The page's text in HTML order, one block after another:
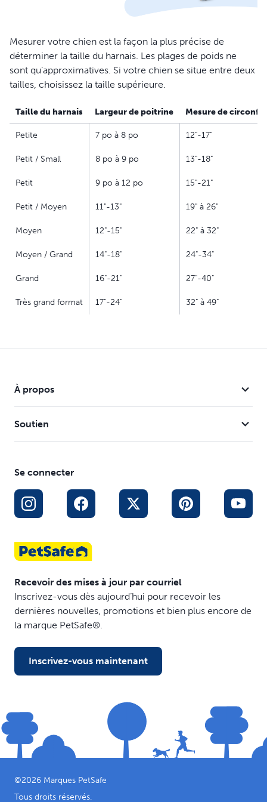
Mesurer votre chien est la façon la plus précise de
déterminer la taille du harnais. Les plages de poids ne
sont qu’approximatives. Si votre chien se situe entre deux
tailles, choisissez la taille supérieure.
Taille du harnais Largeur de poitrine Mesure de
Petite 7 po à 8 po 12"-17"
Petit / Small 8 po à 9 po 13"-18"
Petit 9 po à 12 po 15"-21"
Petit / Moyen 11"-13" 19" à 26"
Moyen 12"-15" 22" à 32"
Moyen / Grand 14"-18" 24"-34"
Grand 16"-21" 27"-40"
Très grand format 17"-24" 32" à 49"
À propos
Soutien
Se connecter
Recevoir des mises à jour par courriel
Inscrivez-vous dès aujourd’hui pour recevoir les
dernières nouvelles, promotions et bien plus encore de
la marque PetSafe®.
Inscrivez-vous maintenant
©2026 Marques PetSafe
Tous droits réservés.